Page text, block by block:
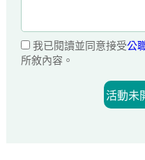
我已閱讀並同意接受公
所敘內容。
活動未